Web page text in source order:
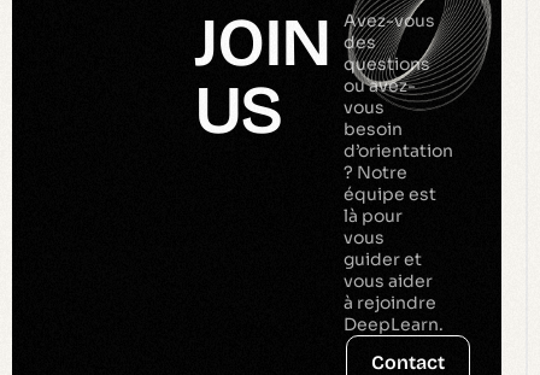
JOIN
US
Avez-vous
des
questions
ou avez-
vous
besoin
d’orientation
? Notre
équipe est
là pour
vous
guider et
vous aider
à rejoindre
DeepLearn.
Contact